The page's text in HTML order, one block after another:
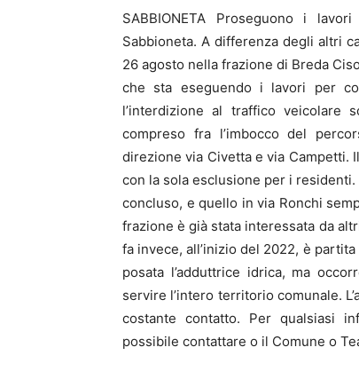
SABBIONETA Proseguono i
Sabbioneta. A differenza degli altri
26 agosto nella frazione di Breda
che sta eseguendo i lavori per
l’interdizione al traffico
compreso fra l’imbocco del
direzione via Civetta e via Campetti.
con la sola esclusione per i
concluso, e quello in via Ronchi
frazione è già stata interessata da
fa invece, all’inizio del 2022, è
posata l’adduttrice idrica, ma
servire l’intero territorio comunale.
costante contatto. Per qualsiasi
possibile contattare o il Comune o